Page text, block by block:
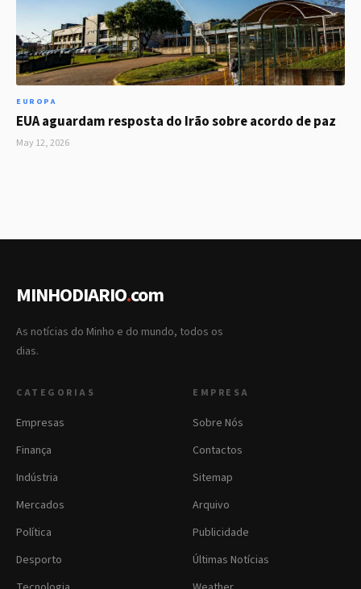
EUROPA
EUA aguardam resposta do Irão sobre acordo de paz
May 12, 2026
MINHODIARIO.com
As notícias do Minho e do mundo, todos os
dias.
CATEGORIAS
Empresas
Finança
Indústria
Mercados
Política
Desporto
EMPRESA
Sobre Nós
Contactos
Sitemap
Arquivo
Publicidade
Últimas Notícias